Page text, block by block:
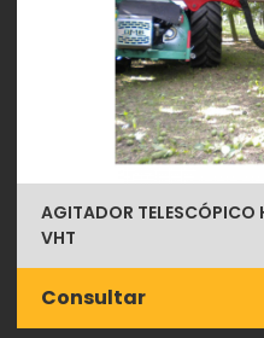
AGITADOR TELESCÓPICO
VHT
Consultar